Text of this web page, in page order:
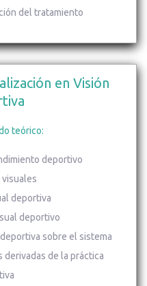
del tratamiento
en Visión
teórico:
deportivo
visuales
deportiva
deportivo
sobre el sistema
de la práctica